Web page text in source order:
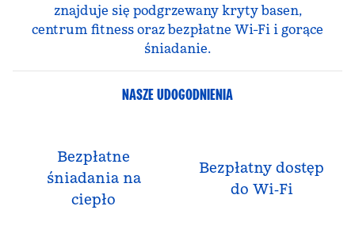
znajduje się podgrzewany kryty basen,
centrum fitness oraz bezpłatne Wi-Fi i gorące
śniadanie.
NASZE UDOGODNIENIA
Bezpłatne
śniadania na
ciepło
Bezpłatny dostęp
do Wi‑Fi